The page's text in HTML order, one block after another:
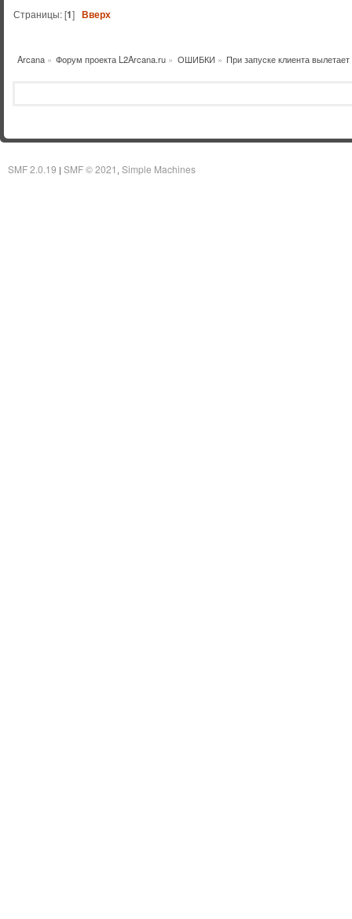
Страницы: [1]Вверх
Arcana» Форум проекта L2Arcana.ru » ОШИБКИ » При запуске клиента
SMF 2.0.19 | SMF © 2021 Simple Machines